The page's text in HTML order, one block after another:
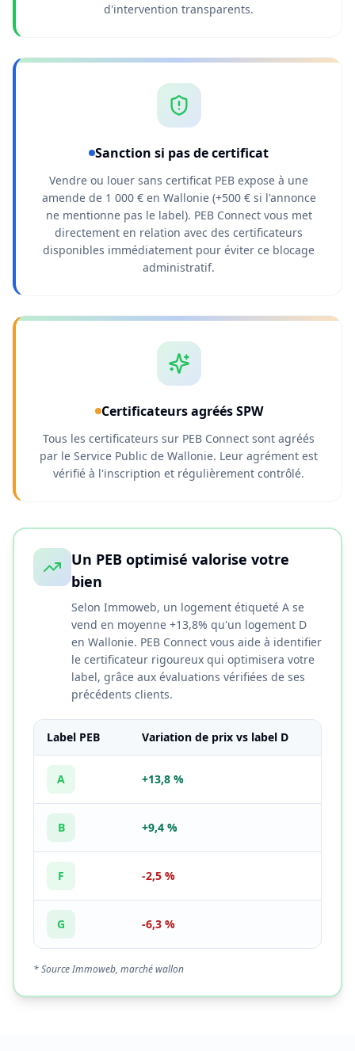
d'intervention transparents.
Sanction si pas de certificat
Vendre ou louer sans certificat PEB expose à une
amende de 1 000 € en Wallonie (+500 € si l'annonce
ne mentionne pas le label). PEB Connect vous met
directement en relation avec des certificateurs
disponibles immédiatement pour éviter ce blocage
administratif.
Certificateurs agréés SPW
Tous les certificateurs sur PEB Connect sont agréés
par le Service Public de Wallonie. Leur agrément est
vérifié à l'inscription et régulièrement contrôlé.
Un PEB optimisé valorise votre
bien
Selon Immoweb, un logement étiqueté A se
vend en moyenne +13,8% qu'un logement D
en Wallonie. PEB Connect vous aide à identifier
le certificateur rigoureux qui optimisera votre
label, grâce aux évaluations vérifiées de ses
précédents clients.
Label PEB Variation de prix vs label D
A +13,8 %
B +9,4 %
F -2,5 %
G -6,3 %
* Source Immoweb, marché wallon